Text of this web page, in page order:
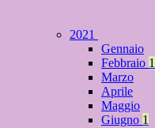
2021
Gennaio
Febbraio 1
Marzo
Aprile
Maggio
Giugno 1